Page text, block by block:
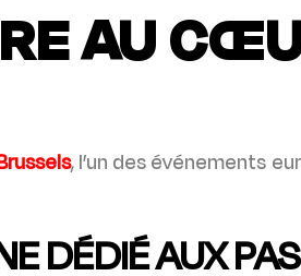
AU
, l’un des événements
DÉDIÉ AUX